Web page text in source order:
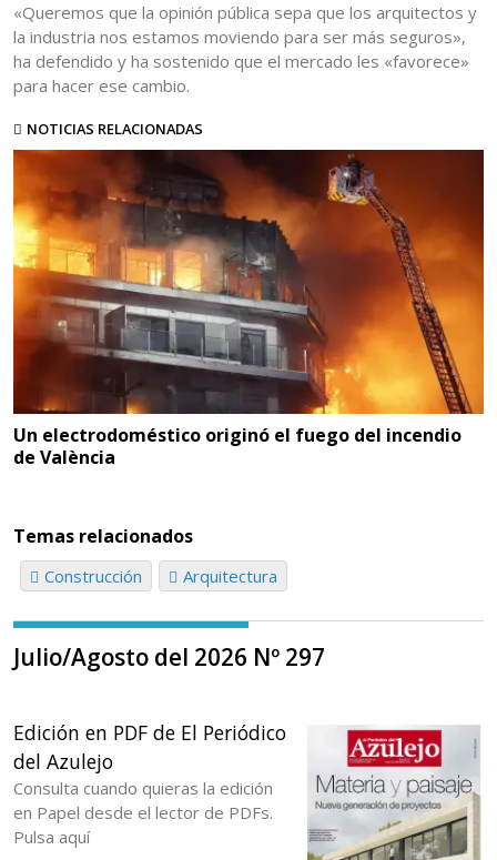
«Queremos que la opinión pública sepa que los arquitectos y
la industria nos estamos moviendo para ser más seguros»,
ha defendido y ha sostenido que el mercado les «favorece»
para hacer ese cambio.
NOTICIAS RELACIONADAS
Un electrodoméstico originó el fuego del incendio
de València
Temas relacionados
Construcción Arquitectura
Julio/Agosto del 2026 Nº 297
Edición en PDF de El Periódico
del Azulejo
Consulta cuando quieras la edición
en Papel desde el lector de PDFs.
Pulsa aquí